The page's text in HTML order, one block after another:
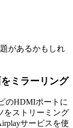
があるかもしれ
ミラーリング
のHDMIポートに
をストリーミング
サービスを使